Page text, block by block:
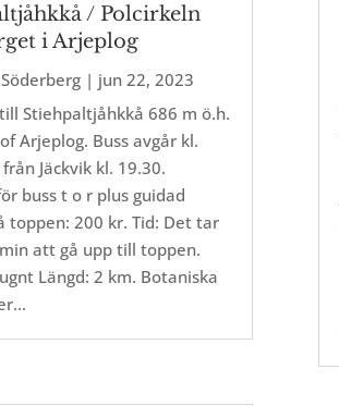
/ Polcirkeln
i Arjeplog
| jun 22, 2023
Stiehpaltjåhkkå 686 m ö.h.
Arjeplog. Buss avgår kl.
Jäckvik kl. 19.30.
buss t o r plus guidad
toppen: 200 kr. Tid: Det tar
att gå upp till toppen.
Längd: 2 km. Botaniska